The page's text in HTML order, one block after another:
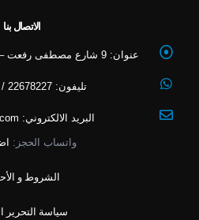
الاتصال بنا
عنوان: 9 شارع مصطفى رفعت – الشيراتون - مصر الجديدة
تليفون: 22678227 / 01225549586
البريد الالكتروني:
واتساب الحجز:
الشروط و
سياسة التحرير